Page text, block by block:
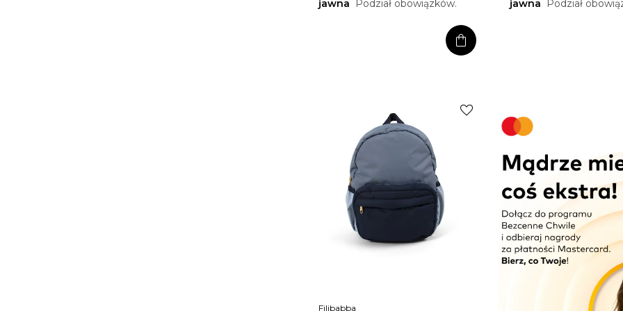
jawna
Podział obowiązków.
shopping_bag
jawna Podział
favorite
Filibabba